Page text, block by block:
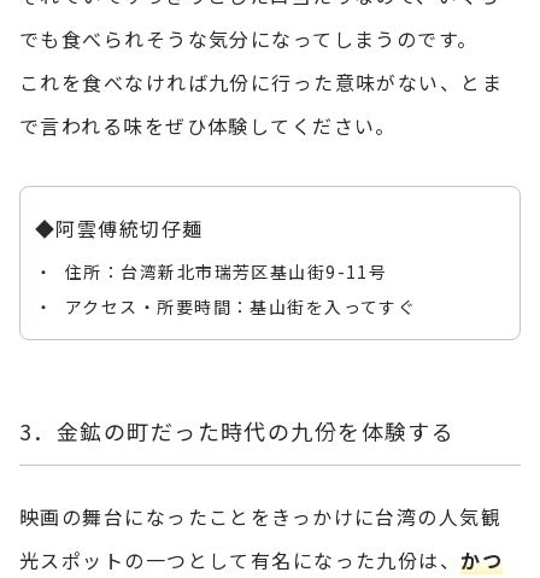
でも食べられそうな気分になってしまうのです。
これを食べなければ九份に行った意味がない、とま
で言われる味をぜひ体験してください。
◆阿雲傅統切仔麺
住所：台湾新北市瑞芳区基山街9-11号
アクセス・所要時間：基山街を入ってすぐ
3．金鉱の町だった時代の九份を体験する
映画の舞台になったことをきっかけに台湾の人気観
光スポットの一つとして有名になった九份は、かつ